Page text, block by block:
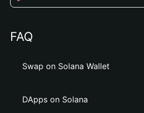
FAQ
Swap on Solana Wallet
DApps on Solana